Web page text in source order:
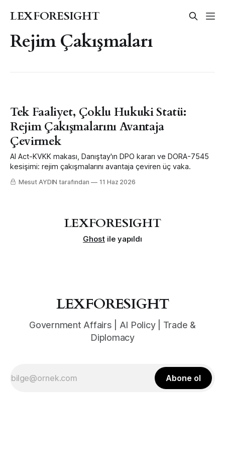
LEXFORESIGHT
Rejim Çakışmaları
Tek Faaliyet, Çoklu Hukuki Statü:
Rejim Çakışmalarını Avantaja
Çevirmek
AI Act-KVKK makası, Danıştay'ın DPO kararı ve DORA-7545
kesişimi: rejim çakışmalarını avantaja çeviren üç vaka.
Mesut AYDIN tarafından 11 Haz 2026
LEXFORESIGHT
Ghost ile yapıldı
LEXFORESIGHT
Government Affairs | AI Policy | Trade &
Diplomacy
Abone ol